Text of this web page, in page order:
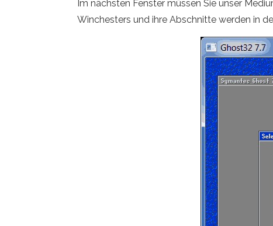
Im nächsten Fenster müssen Sie unser
Winchesters und ihre Abschnitte werden in